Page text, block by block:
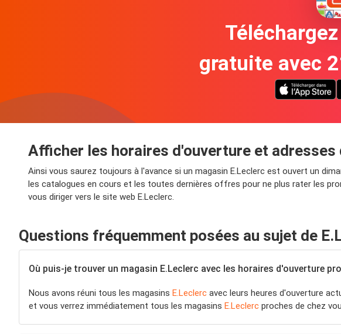
gratuite avec
Afficher les horaires d'ouverture et
Ainsi vous saurez toujours à l'avance si un magasin E.Leclerc est ouvert un
les catalogues en cours et les toutes dernières offres pour ne plus rater les
vous diriger vers le site web E.Leclerc.
Questions fréquemment posées au sujet de
Où puis-je trouver un magasin E.Leclerc avec les horaires d'ouverture
Nous avons réuni tous les magasins E.Leclerc avec leurs heures d'ouverture
et vous verrez immédiatement tous les magasins E.Leclerc proches de chez